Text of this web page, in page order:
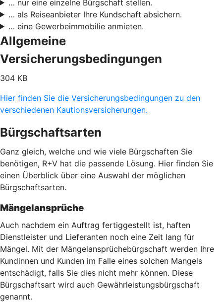
… nur eine einzelne Bürgschaft stellen.
… als Reiseanbieter Ihre Kundschaft absichern.
… eine Gewerbeimmobilie anmieten.
Allgemeine
Versicherungsbedingungen
304 KB
Hier finden Sie die Versicherungsbedingungen zu den
verschiedenen Kautionsversicherungen.
Bürgschaftsarten
Ganz gleich, welche und wie viele Bürgschaften Sie
benötigen, R+V hat die passende Lösung. Hier finden Sie
einen Überblick über eine Auswahl der möglichen
Bürgschaftsarten.
Mängelansprüche
Auch nachdem ein Auftrag fertiggestellt ist, haften
Dienstleister und Lieferanten noch eine Zeit lang für
Mängel. Mit der Mängelansprüchebürgschaft werden Ihre
Kundinnen und Kunden im Falle eines solchen Mangels
entschädigt, falls Sie dies nicht mehr können. Diese
Bürgschaftsart wird auch Gewährleistungsbürgschaft
genannt.